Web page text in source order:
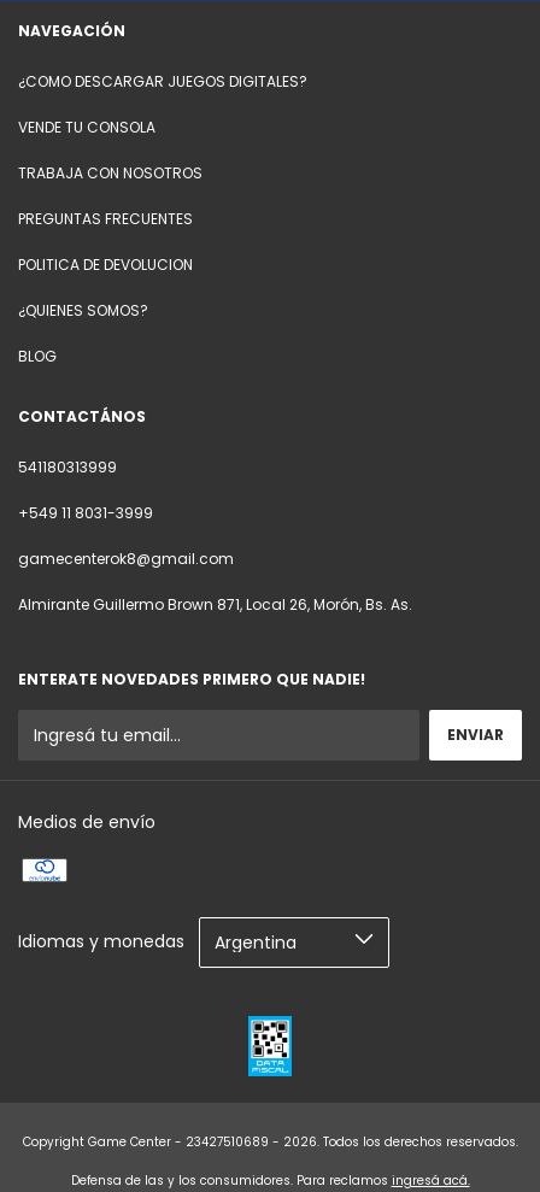
NAVEGACIÓN
¿COMO DESCARGAR JUEGOS DIGITALES?
VENDE TU CONSOLA
TRABAJA CON NOSOTROS
PREGUNTAS FRECUENTES
POLITICA DE DEVOLUCION
¿QUIENES SOMOS?
BLOG
CONTACTÁNOS
541180313999
+549 11 8031-3999
gamecenterok8@gmail.com
Almirante Guillermo Brown 871, Local 26, Morón, Bs. As.
ENTERATE NOVEDADES PRIMERO QUE NADIE!
Medios de envío
Idiomas y monedas
Copyright Game Center - 23427510689 - 2026. Todos los derechos reservados.
Defensa de las y los consumidores. Para reclamos ingresá acá.